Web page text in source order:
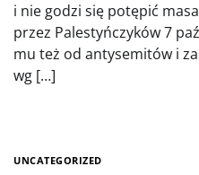
i nie godzi się potępić
przez Palestyńczyków 7
mu też od antysemitów i
wg […]
UNCATEGORIZED